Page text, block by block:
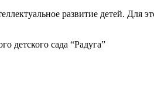
развитие детей.
детского сада “Радуга”